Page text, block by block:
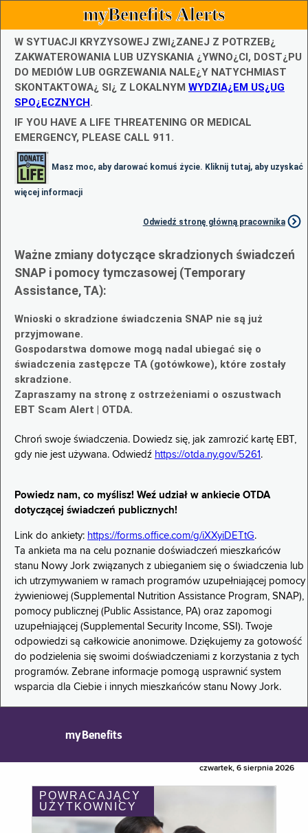
myBenefits Alerts
W SYTUACJI KRYZYSOWEJ ZWI¿ZANEJ Z POTRZEB¿
ZAKWATEROWANIA LUB UZYSKANIA ¿YWNO¿CI, DOST¿PU
DO MEDIÓW LUB OGRZEWANIA NALE¿Y NATYCHMIAST
SKONTAKTOWA¿ SI¿ Z LOKALNYM WYDZIA¿EM US¿UG
SPO¿ECZNYCH.
IF YOU HAVE A LIFE THREATENING OR MEDICAL
EMERGENCY, PLEASE CALL 911.
Masz moc, aby darować komuś życie. Kliknij tutaj, aby uzyskać
więcej informacji
Odwiedź stronę główną pracownika
Ważne zmiany dotyczące skradzionych świadczeń
SNAP i pomocy tymczasowej (Temporary
Assistance, TA):
Wnioski o skradzione świadczenia SNAP nie są już
przyjmowane.
Gospodarstwa domowe mogą nadal ubiegać się o
świadczenia zastępcze TA (gotówkowe), które zostały
skradzione.
Zapraszamy na stronę z ostrzeżeniami o oszustwach
EBT Scam Alert | OTDA.
Chroń swoje świadczenia. Dowiedz się, jak zamrozić kartę EBT,
gdy nie jest używana. Odwiedź https://otda.ny.gov/5261 .
Powiedz nam, co myślisz! Weź udział w ankiecie OTDA
dotyczącej świadczeń publicznych!
Link do ankiety: https://forms.office.com/g/iXXyiDETtG.
Ta ankieta ma na celu poznanie doświadczeń mieszkańców
stanu Nowy Jork związanych z ubieganiem się o świadczenia lub
ich utrzymywaniem w ramach programów uzupełniającej pomocy
żywieniowej (Supplemental Nutrition Assistance Program, SNAP),
pomocy publicznej (Public Assistance, PA) oraz zapomogi
uzupełniającej (Supplemental Security Income, SSI). Twoje
odpowiedzi są całkowicie anonimowe. Dziękujemy za gotowość
do podzielenia się swoimi doświadczeniami z korzystania z tych
programów. Zebrane informacje pomogą usprawnić system
wsparcia dla Ciebie i innych mieszkańców stanu Nowy Jork.
myBenefits
czwartek, 6 sierpnia 2026
POWRACAJĄCY
UŻYTKOWNICY